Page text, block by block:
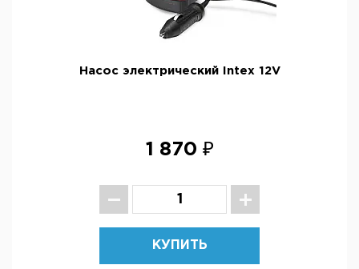
Насос электрический Intex 12V
1 870 ₽
КУПИТЬ